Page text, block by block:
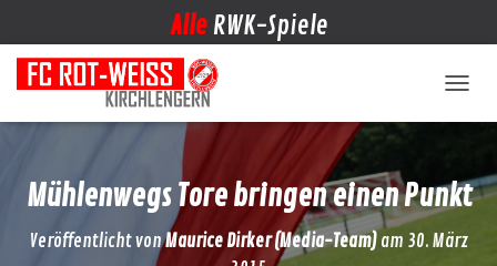
Alle RWK-Spiele
Mühlenwegs Tore bringen einen Punkt
Veröffentlicht vonMaurice Dirker (Media-Team)am 30. März